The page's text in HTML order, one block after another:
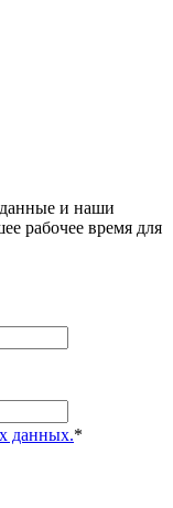
и наши
рабочее время для
данных.*